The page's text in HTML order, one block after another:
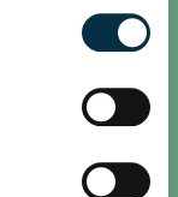
med.
med annan
som de har